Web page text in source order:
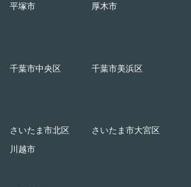
平塚市
厚木市
千葉市中央区
千葉市美浜区
さいたま市北区
さいたま市大宮区
川越市